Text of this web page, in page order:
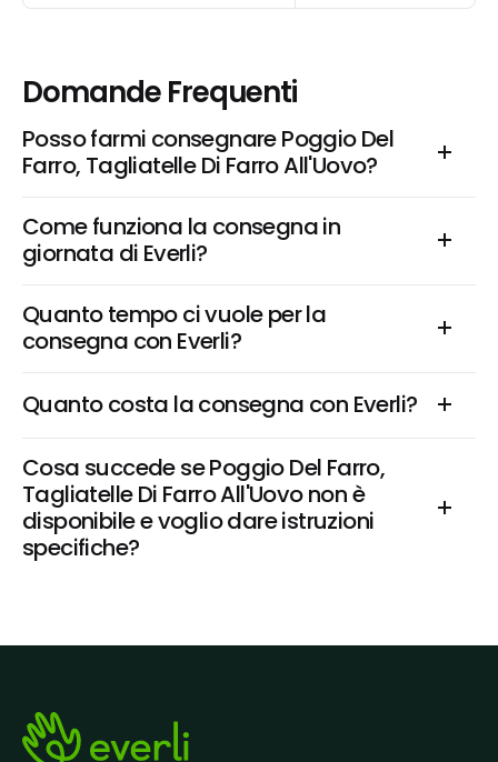
Domande Frequenti
Posso farmi consegnare Poggio Del
Farro, Tagliatelle Di Farro All'Uovo?
Come funziona la consegna in
giornata di Everli?
Quanto tempo ci vuole per la
consegna con Everli?
Quanto costa la consegna con Everli?
Cosa succede se Poggio Del Farro,
Tagliatelle Di Farro All'Uovo non è
disponibile e voglio dare istruzioni
specifiche?